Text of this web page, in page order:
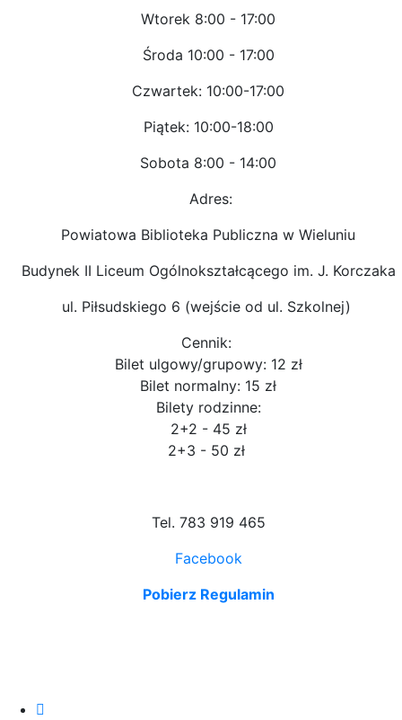
Wtorek 8:00 - 17:00
Środa 10:00 - 17:00
Czwartek: 10:00-17:00
Piątek: 10:00-18:00
Sobota 8:00 - 14:00
Adres:
Powiatowa Biblioteka Publiczna w Wieluniu
Budynek II Liceum Ogólnokształcącego im. J. Korczaka
ul. Piłsudskiego 6 (wejście od ul. Szkolnej)
Cennik:
Bilet ulgowy/grupowy: 12 zł
Bilet normalny: 15 zł
Bilety rodzinne:
2+2 - 45 zł
2+3 - 50 zł
Tel. 783 919 465
Facebook
Pobierz Regulamin